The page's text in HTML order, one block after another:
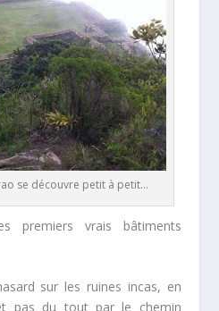
se découvre petit à petit…
premiers vrais bâtiments
sur les ruines incas, en
pas du tout par le chemin